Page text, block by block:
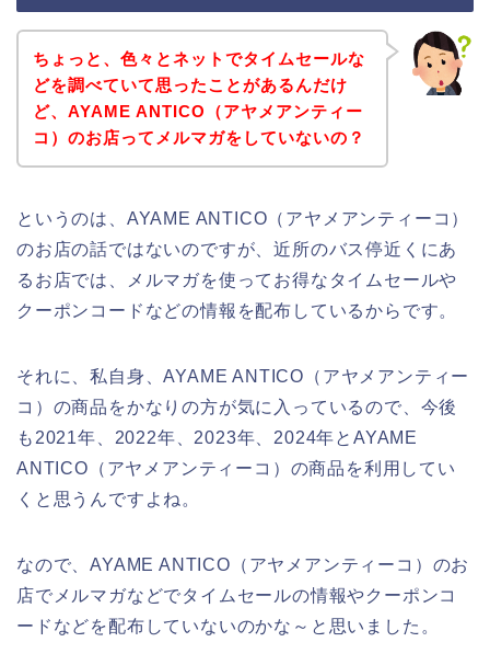
ちょっと、色々とネットでタイムセールな
どを調べていて思ったことがあるんだけ
ど、AYAME ANTICO（アヤメアンティー
コ）のお店ってメルマガをしていないの？
というのは、AYAME ANTICO（アヤメアンティーコ）
のお店の話ではないのですが、近所のバス停近くにあ
るお店では、メルマガを使ってお得なタイムセールや
クーポンコードなどの情報を配布しているからです。
それに、私自身、AYAME ANTICO（アヤメアンティー
コ）の商品をかなりの方が気に入っているので、今後
も2021年、2022年、2023年、2024年とAYAME
ANTICO（アヤメアンティーコ）の商品を利用してい
くと思うんですよね。
なので、AYAME ANTICO（アヤメアンティーコ）のお
店でメルマガなどでタイムセールの情報やクーポンコ
ードなどを配布していないのかな～と思いました。